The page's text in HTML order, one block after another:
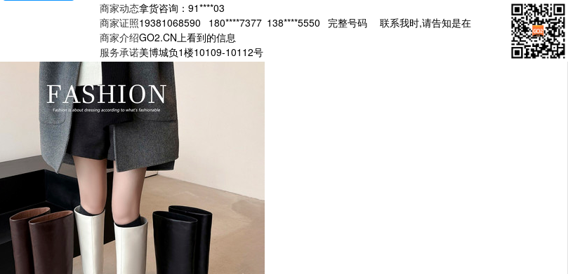
拿货咨询： 91****03
19381068590
180****7377 138****5550 完整号码
联系我时,请告知是在
GO2.CN上看到的信息
美博城负1楼10109-10112号
商家动态
商家证照
商家介绍
服务承诺